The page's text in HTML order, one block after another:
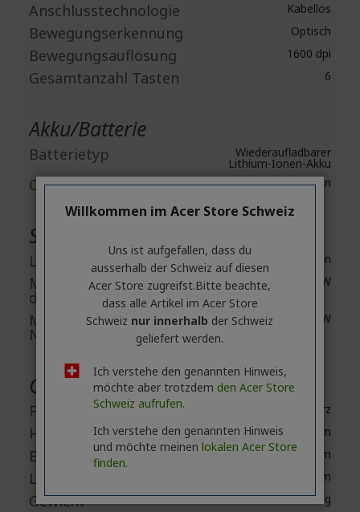
Anschlusstechnologie Kabellos
Bewegungserkennung Optisch
Bewegungsauflösung 1600 dpi
Gesamtanzahl Tasten 6
Akku/Batterie
Batterietyp Wiederaufladbarer
Lithium-Ionen-Akku
Chemisches System Li-ion
Stromversorgung
Ladegerät inklusive Nein
Mindest-Wattleistung
der Stromversorgung
0.3 W
Maximale Leistung
Netzteil
0.6 W
Gehäuse
Farbe Schwarz
Höhe 59mm
Breite 79mm
Länge 126 mm
Gewicht 79 g
Willkommen im Acer Store Schweiz
Uns ist aufgefallen, dass du
ausserhalb ​der Schweiz auf diesen
Acer Store zugreifst.​Bitte beachte,
dass alle Artikel im Acer Store
Schweiz nur innerhalb der Schweiz
geliefert werden.
Ich verstehe den genannten Hinweis,
möchte aber trotzdem den Acer Store
Schweiz aufrufen.
Ich verstehe den genannten Hinweis
und möchte meinen lokalen Acer Store
finden.